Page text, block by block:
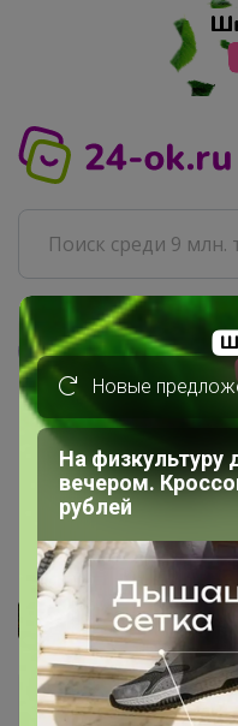
Главная
Джилка
СП126 СИМА
Отдых и развлечения
Бассейн надувной
Джилка
Новые
На физкультуру
вечером.
рублей